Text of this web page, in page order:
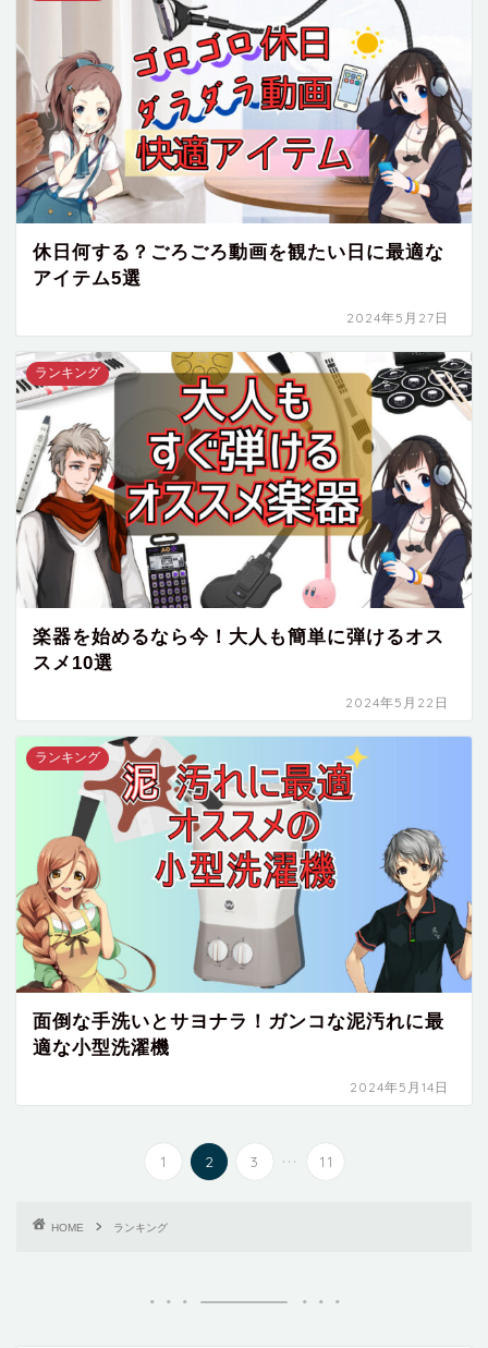
休日何する？ごろごろ動画を観たい日に最適な
アイテム5選
2024年5月27日
ランキング
楽器を始めるなら今！大人も簡単に弾けるオス
スメ10選
2024年5月22日
ランキング
面倒な手洗いとサヨナラ！ガンコな泥汚れに最
適な小型洗濯機
2024年5月14日
1 2 3 ... 11
HOME ランキング